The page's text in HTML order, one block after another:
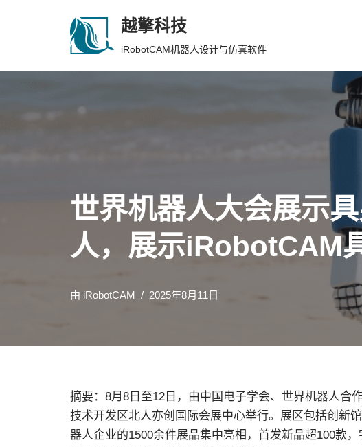
越擎科技
iRobotCAM机器人设计与仿真软件
世界机器人大会展示
人，展示iRobotCAM
由 iRobotCAM 2025年8月11日
摘要：8月8日至12日，由中国电子学会、世界机器人合
技术开发区北人亦创国际会展中心举行。展区包括创新
器人企业的1500余件展品集中亮相，首发新品超100款